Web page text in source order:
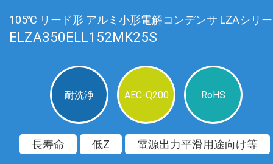
105℃ リード形 アルミ小形電解コンデンサ LZAシリ
ELZA350ELL152MK25S
耐洗浄 AEC-Q200 RoHS
長寿命 低Z 電源出力平滑用途向け等